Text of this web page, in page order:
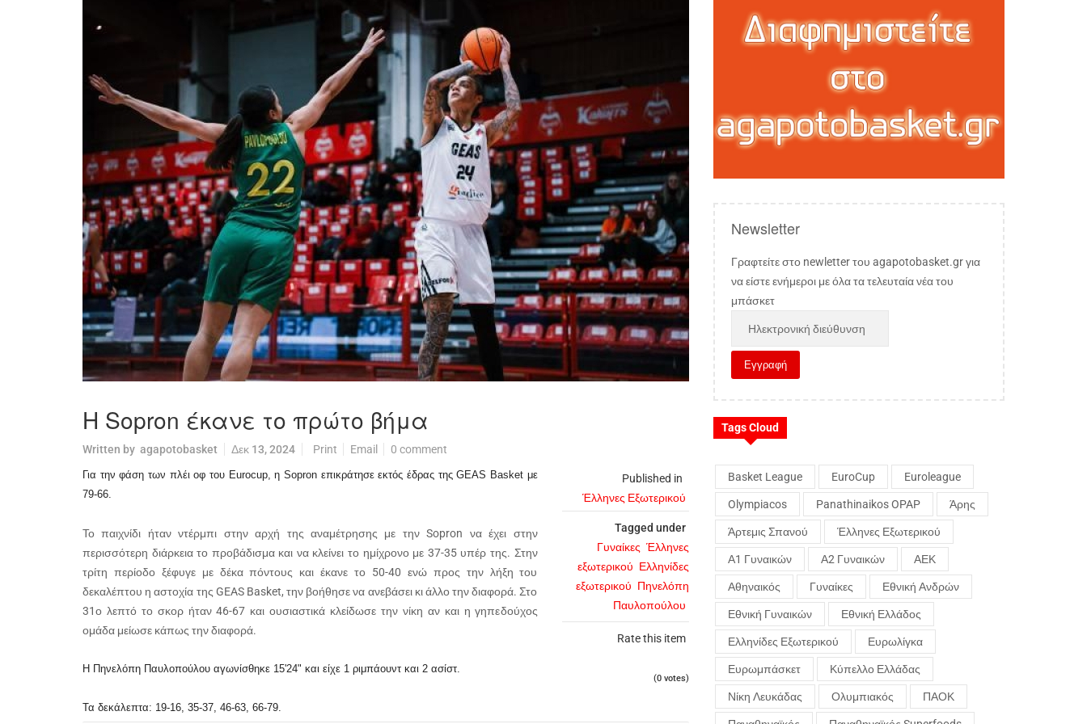
Η Sopron έκανε το πρώτο βήμα
Written by agapotobasket Δεκ 13, 2024 Print Email 0 comment
Published in
Έλληνες Εξωτερικού
Tagged under
Γυναίκες Έλληνες
εξωτερικού Ελληνίδες
εξωτερικού Πηνελόπη
Παυλοπούλου
Rate this item
(0 votes)
Για την φάση των πλέι οφ του Eurocup, η Sopron επικράτησε εκτός έδρας της GEAS Basket με
79-66.
Το παιχνίδι ήταν ντέρμπι στην αρχή της αναμέτρησης με την Sopron να έχει στην
περισσότερη διάρκεια το προβάδισμα και να κλείνει το ημίχρονο με 37-35 υπέρ της. Στην
τρίτη περίοδο ξέφυγε με δέκα πόντους και έκανε το 50-40 ενώ προς την λήξη του
δεκαλέπτου η αστοχία της GEAS Basket, την βοήθησε να ανεβάσει κι άλλο την διαφορά. Στο
31ο λεπτό το σκορ ήταν 46-67 και ουσιαστικά κλείδωσε την νίκη αν και η γηπεδούχος
ομάδα μείωσε κάπως την διαφορά.
Η Πηνελόπη Παυλοπούλου αγωνίσθηκε 15'24" και είχε 1 ριμπάουντ και 2 ασίστ.
Τα δεκάλεπτα: 19-16, 35-37, 46-63, 66-79.
Newsletter
Γραφτείτε στο newletter του agapotobasket.gr για
να είστε ενήμεροι με όλα τα τελευταία νέα του
μπάσκετ
Tags Cloud
Basket League EuroCup Euroleague
Olympiacos Panathinaikos OPAP Άρης
Άρτεμις Σπανού Έλληνες Εξωτερικού
Α1 Γυναικών Α2 Γυναικών ΑΕΚ
Αθηναικός Γυναίκες Εθνική Ανδρών
Εθνική Γυναικών Εθνική Ελλάδος
Ελληνίδες Εξωτερικού Ευρωλίγκα
Ευρωμπάσκετ Κύπελλο Ελλάδας
Νίκη Λευκάδας Ολυμπιακός ΠΑΟΚ